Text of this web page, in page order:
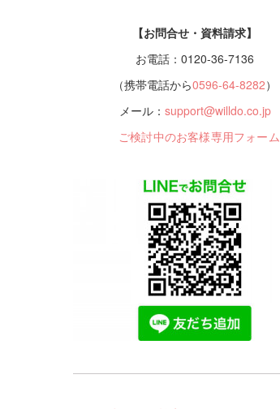
【お問合せ・資料請求】
お電話：0120-36-7136
（携帯電話から0596-64-8282）
メール： support@willdo.co.jp
ご検討中のお客様専用フォーム